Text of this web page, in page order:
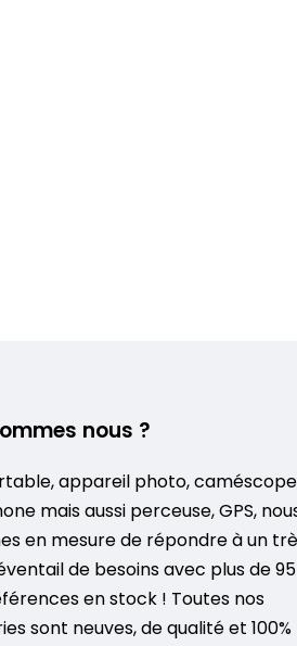
nous ?
appareil photo,
mais aussi perceuse, GPS,
en mesure de répondre à un
de besoins avec plus de 95
en stock ! Toutes nos
sont neuves, de qualité et 100%